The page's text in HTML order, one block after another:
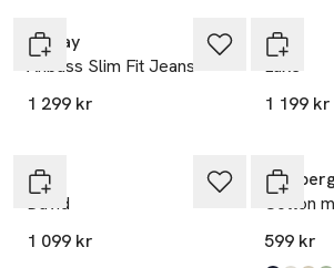
Replay
Anbass Slim Fit Jeans
1 299 kr
Lee
Luke
1 199 kr
Lee
David
1 099 kr
Cotton
599 kr